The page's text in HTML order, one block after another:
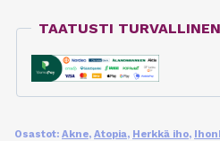
TAATUSTI
Osastot: Akne, Atopia, Herkkä iho,